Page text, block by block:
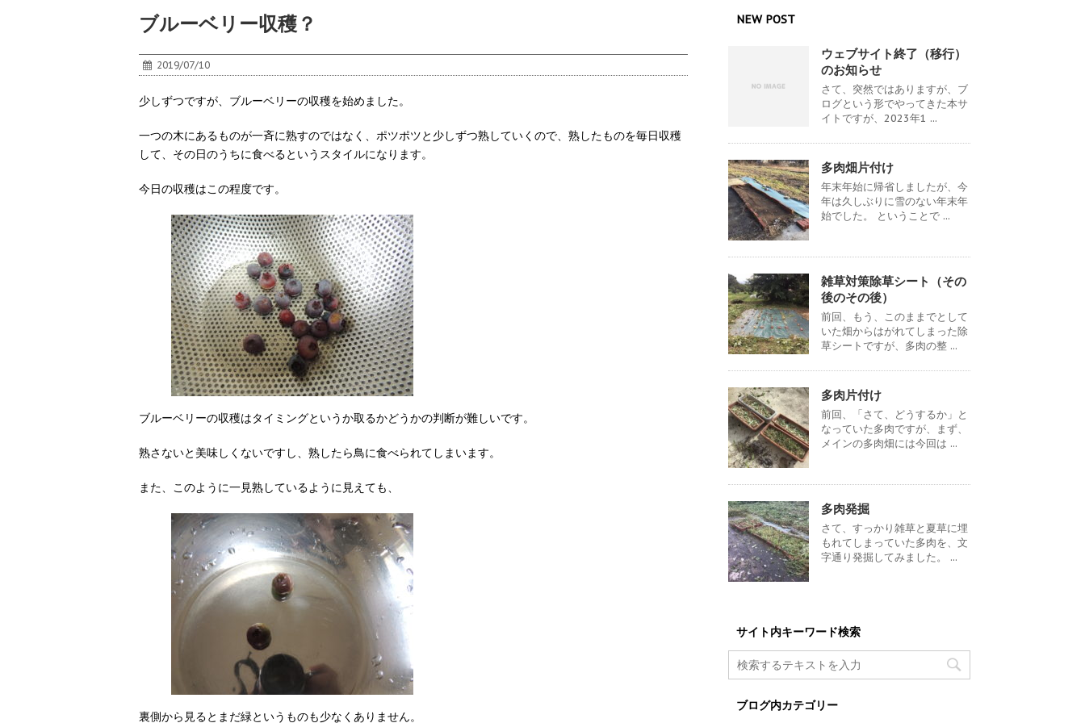
ブルーベリー収穫？
2019/07/10
少しずつですが、ブルーベリーの収穫を始めました。
一つの木にあるものが一斉に熟すのではなく、ポツポツと少しずつ熟していくので、熟したものを毎日収穫
して、その日のうちに食べるというスタイルになります。
今日の収穫はこの程度です。
ブルーベリーの収穫はタイミングというか取るかどうかの判断が難しいです。
熟さないと美味しくないですし、熟したら鳥に食べられてしまいます。
また、このように一見熟しているように見えても、
裏側から見るとまだ緑というものも少なくありません。
NEW POST
ウェブサイト終了（移行）
のお知らせ
さて、突然ではありますが、ブ
ログという形でやってきた本サ
イトですが、2023年1 ...
多肉畑片付け
年末年始に帰省しましたが、今
年は久しぶりに雪のない年末年
始でした。 ということで ...
雑草対策除草シート（その
後のその後）
前回、もう、このままでとして
いた畑からはがれてしまった除
草シートですが、多肉の整 ...
多肉片付け
前回、「さて、どうするか」と
なっていた多肉ですが、まず、
メインの多肉畑には今回は ...
多肉発掘
さて、すっかり雑草と夏草に埋
もれてしまっていた多肉を、文
字通り発掘してみました。 ...
サイト内キーワード検索
ブログ内カテゴリー